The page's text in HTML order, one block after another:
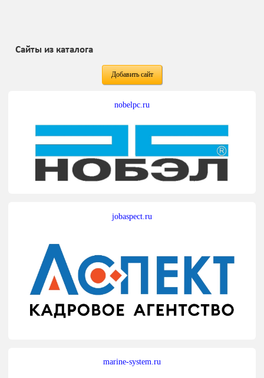
Сайты из каталога
Добавить сайт
nobelpc.ru
jobaspect.ru
marine-system.ru